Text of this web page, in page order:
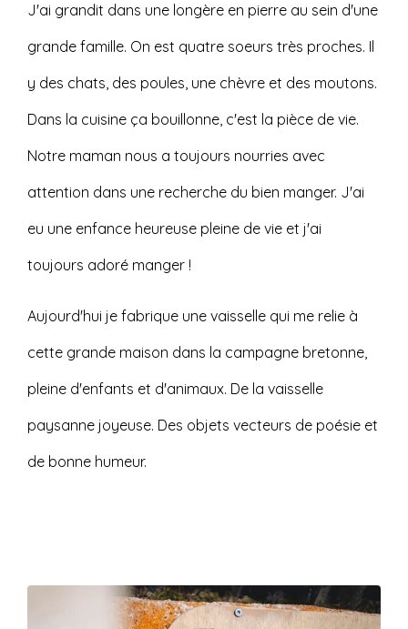
J'ai grandit dans une longère en pierre au sein d'une
grande famille. On est quatre soeurs très proches. Il
y des chats, des poules, une chèvre et des moutons.
Dans la cuisine ça bouillonne, c'est la pièce de vie.
Notre maman nous a toujours nourries avec
attention dans une recherche du bien manger. J'ai
eu une enfance heureuse pleine de vie et j'ai
toujours adoré manger !
Aujourd'hui je fabrique une vaisselle qui me relie à
cette grande maison dans la campagne bretonne,
pleine d'enfants et d'animaux. De la vaisselle
paysanne joyeuse. Des objets vecteurs de poésie et
de bonne humeur.